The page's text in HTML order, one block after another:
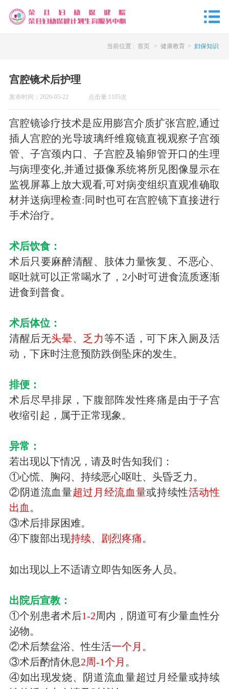
当前位置 : 首页 > 健康教育 > 妇保知识
宫腔镜术后护理
发布时间： 2026-05-22 点击量:1105次
宫腔镜诊疗技术是应用膨宫介质扩张宫腔,通过
插人宫腔的光导玻璃纤维窥镜直视观察子宫颈
管、子宫颈内口、子宫腔及输卵管开口的生理
与病理变化,并通过摄像系统将所见图像显示在
监视屏幕上放大观看,可对病变组织直观准确取
材并送病理检查:同时也可在宫腔镜下直接进行
手术治疗。
术后饮食：
术后只要麻醉清醒、肢体力量恢复、不恶心、
呕吐就可以正常喝水了， 2小时可进食流质逐渐
进食到普食。
术后体位：
清醒后无头晕、 乏力等不适，可下床入厕及活
动，下床时注意预防跌倒坠床的发生。
排便：
术后尽早排尿，下腹部阵发性疼痛是由于子宫
收缩引起，属于正常现象。
异常：
若出现以下情况，请及时告知我们：
①心慌、胸闷、持续恶心呕吐、头昏乏力。
②阴道流血量超过月经流血量或持续性活动性
出血 。
③术后排尿困难。
④下腹部出现持续、剧烈疼痛。
如出现以上不适请立即告知医务人员。
出院后宣教：
①个别患者术后1-2周内，阴道可有少量血性分
泌物。
②术后禁盆浴、性生活一个月 。
③术后酌情休息2周-1个月 。
④如出现发烧、阴道流血量超过月经量或持续